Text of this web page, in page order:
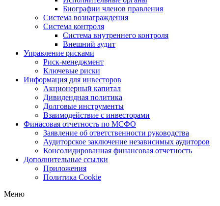
Биографии членов правления
Система вознаграждения
Система контроля
Система внутреннего контроля
Внешний аудит
Управление рисками
Риск-менеджмент
Ключевые риски
Информация для инвесторов
Акционерный капитал
Дивидендная политика
Долговые инструменты
Взаимодействие с инвеcторами
Финасовая отчетность по МСФО
Заявление об ответственности руководства
Аудиторское заключение независимых аудиторов
Консолидированная финансовая отчетность
Дополнительные ссылки
Приложения
Политика Cookie
Меню